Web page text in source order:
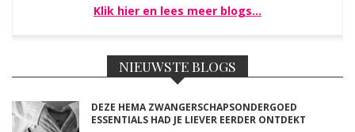
Klik hier en lees meer blogs…
NIEUWSTE BLOGS
DEZE HEMA ZWANGERSCHAPSONDERGOED
ESSENTIALS HAD JE LIEVER EERDER ONTDEKT